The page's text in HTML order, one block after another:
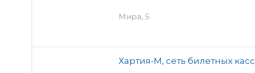
Мира, 5
Хартия-М, сеть билетных касс